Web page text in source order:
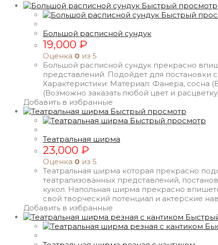
Быстрый просмотр
Быстрый
Большой расписной сундук
19,000 ₽
Оценка 0 из 5
Большой расписной сундук прекрасно
представлений. Подойдет для постановки
Характеристики: Материал: Фанера, сосна
(Возможно заказать любой цвет и
Добавить в избранные
Быстрый просмотр
Быстрый просмотр
Театральная ширма
23,000 ₽
Оценка 0 из 5
Театральная ширма которая прекрасно
театрализованных представлений,
кукол. Напольная ширма прекрасно
свой творческий потенциал и актерские
Добавить в избранные